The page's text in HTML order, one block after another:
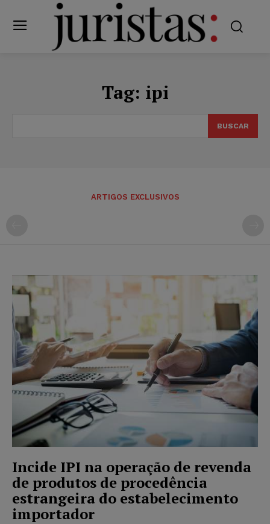
Tag: ipi
BUSCAR
ARTIGOS EXCLUSIVOS
Incide IPI na operação de revenda
de produtos de procedência
estrangeira do estabelecimento
importador